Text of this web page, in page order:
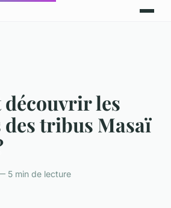
les
tribus Masaï
5 min de lecture